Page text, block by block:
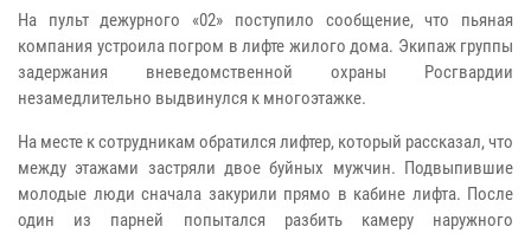
На пульт дежурного «02» поступило сообщение, что пьяная
компания устроила погром в лифте жилого дома. Экипаж группы
задержания вневедомственной охраны Росгвардии
незамедлительно выдвинулся к многоэтажке.
На месте к сотрудникам обратился лифтер, который рассказал, что
между этажами застряли двое буйных мужчин. Подвыпившие
молодые люди сначала закурили прямо в кабине лифта. После
один из парней попытался разбить камеру наружного